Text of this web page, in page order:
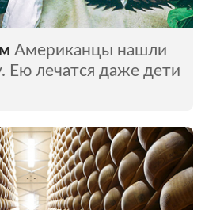
Среда обитания
Американцы нашли
Ею лечатся даже дети